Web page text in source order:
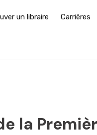
un libraire Carrières
la